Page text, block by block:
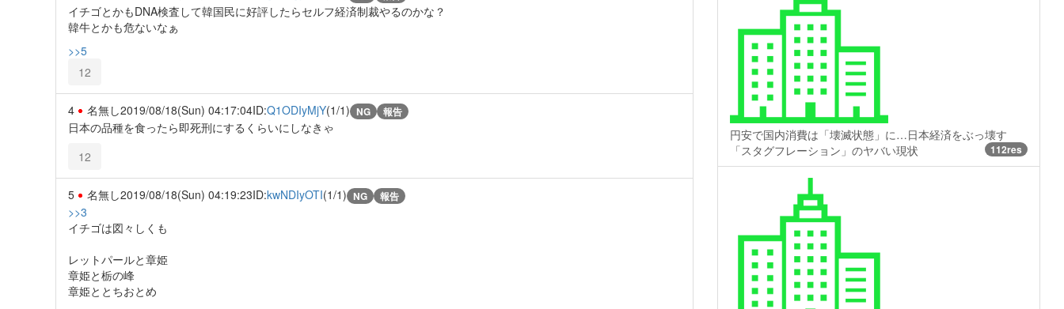
イチゴとかもDNA検査して韓国民に好評したらセルフ経済制裁やるのかな？
韓牛とかも危ないなぁ
>>5
12
4 名無し2019/08/18(Sun) 04:17:04ID:Q1ODIyMjY(1/1) NG 報告
日本の品種を食ったら即死刑にするくらいにしなきゃ
12
5 名無し2019/08/18(Sun) 04:19:23ID:kwNDIyOTI(1/1) NG 報告
>>3
イチゴは図々しくも
レットパールと章姫
章姫と栃の峰
章姫ととちおとめ
円安で国内消費は「壊滅状態」に…日本経済をぶっ壊す
「スタグフレーション」のヤバい現状
112res